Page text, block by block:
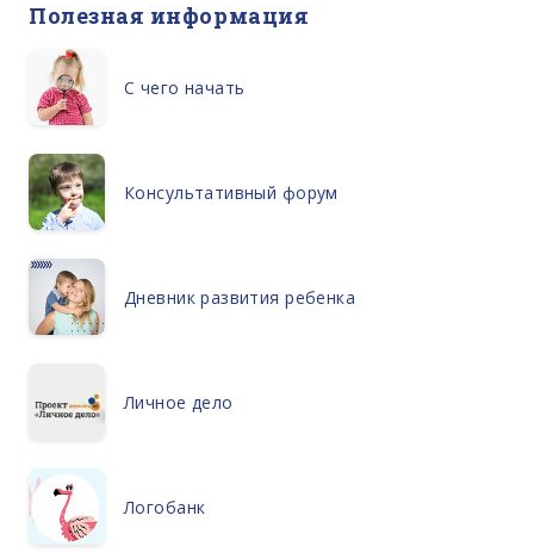
Полезная информация
С чего начать
Консультативный форум
Дневник развития ребенка
Личное дело
Логобанк